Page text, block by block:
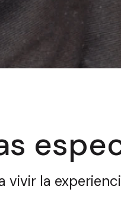
vivir la